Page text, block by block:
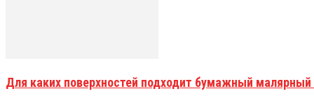
Для каких поверхностей подходит бумажный малярный